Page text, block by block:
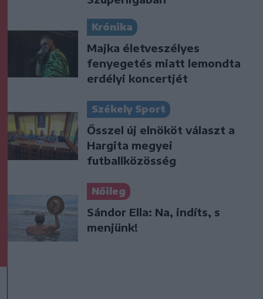
Krónika
Majka életveszélyes
fenyegetés miatt lemondta
erdélyi koncertjét
Székely Sport
Ősszel új elnököt választ a
Hargita megyei
futballközösség
Nőileg
Sándor Ella: Na, indíts, s
menjünk!